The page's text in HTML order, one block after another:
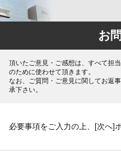
お
頂いたご意見・ご感想は、すべて担
のために使わせて頂きます。
なお、ご質問・ご意見に関してお返
承下さい。
必要事項をご入力の上、[次へ]